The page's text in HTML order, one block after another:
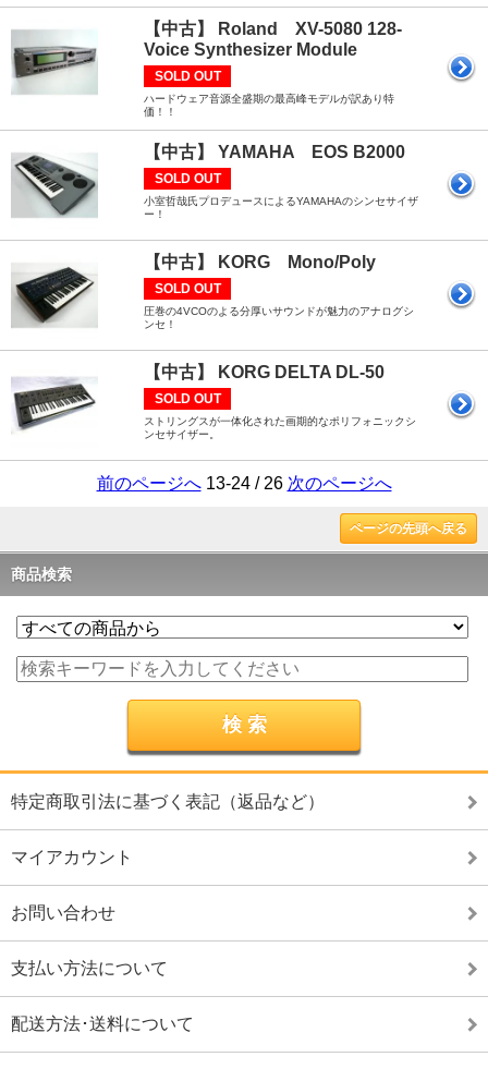
【中古】 Roland XV-5080 128-
Voice Synthesizer Module
SOLD OUT
ハードウェア音源全盛期の最高峰モデルが訳あり特
価！！
【中古】 YAMAHA EOS B2000
SOLD OUT
小室哲哉氏プロデュースによるYAMAHAのシンセサイザ
ー！
【中古】 KORG Mono/Poly
SOLD OUT
圧巻の4VCOのよる分厚いサウンドが魅力のアナログシ
ンセ！
【中古】 KORG DELTA DL-50
SOLD OUT
ストリングスが一体化された画期的なポリフォニックシ
ンセサイザー。
前のページへ13-24 / 26 次のページへ
ページの先頭へ戻る
商品検索
特定商取引法に基づく表記（返品など）
マイアカウント
お問い合わせ
支払い方法について
配送方法･送料について